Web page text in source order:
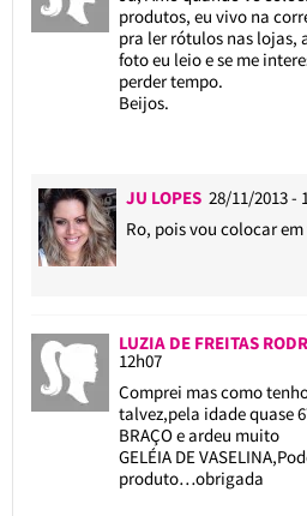
produtos, eu vivo na
pra ler rótulos nas lojas,
foto eu leio e se me
perder tempo.
Beijos.
JU LOPES 28/11/2013 -
Ro, pois vou colocar
LUZIA DE FREITAS
12h07
Comprei mas como
talvez,pela idade quase
BRAÇO e ardeu muito
GELÉIA DE
produto…obrigada